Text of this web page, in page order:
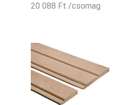
20 088 Ft /csomag